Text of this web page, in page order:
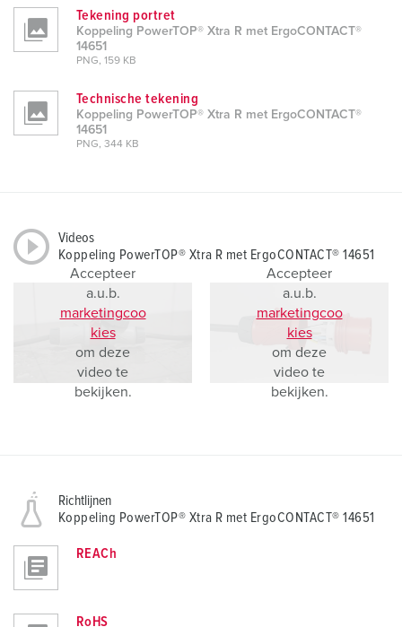
Tekening portret
Koppeling PowerTOP® Xtra R met ErgoCONTACT®
14651
PNG, 159 KB
Technische tekening
Koppeling PowerTOP® Xtra R met ErgoCONTACT®
14651
PNG, 344 KB
Videos
Koppeling PowerTOP® Xtra R met ErgoCONTACT® 14651
Accepteer
a.u.b.
marketingcoo
kies
om deze
video te
bekijken.
Accepteer
a.u.b.
marketingcoo
kies
om deze
video te
bekijken.
Richtlijnen
Koppeling PowerTOP® Xtra R met ErgoCONTACT® 14651
REACh
RoHS